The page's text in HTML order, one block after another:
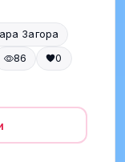
Загора
86
0